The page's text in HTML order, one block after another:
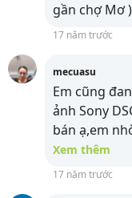
gần chợ Mơ )
17 năm trước
mecuasu
Em cũng
ảnh Sony
bán ạ,em
Xem thêm
17 năm trước